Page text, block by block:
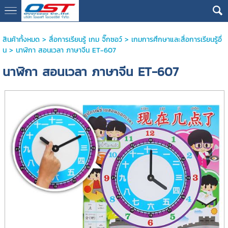
google13076cdc17b3388d
สินค้าทั้งหมด> สื่อการเรียนรู้ เกม จิ๊กซอว์ > เกมการศึกษาและสื่อการเรียนรู้อื่
น> นาฬิกา สอนเวลา ภาษาจีน ET-607
นาฬิกา สอนเวลา ภาษาจีน ET-607